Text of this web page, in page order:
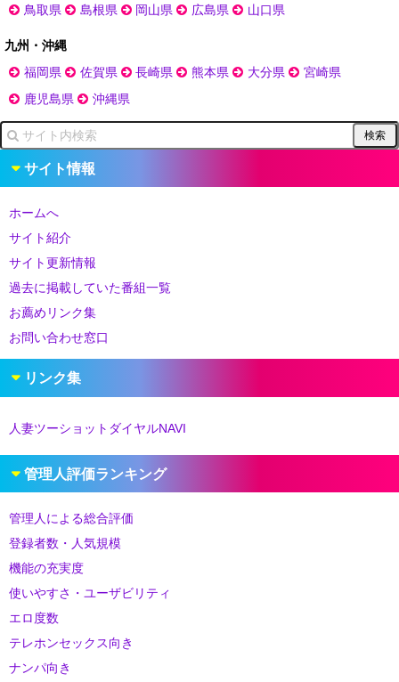
鳥取県 島根県 岡山県 広島県 山口県
九州・沖縄
福岡県
佐賀県 長崎県 熊本県 大分県
宮崎県
鹿児島県
沖縄県
サイト情報
ホームへ
サイト紹介
サイト更新情報
過去に掲載していた番組一覧
お薦めリンク集
お問い合わせ窓口
リンク集
人妻ツーショットダイヤルNAVI
管理人評価ランキング
管理人による総合評価
登録者数・人気規模
機能の充実度
使いやすさ・ユーザビリティ
エロ度数
テレホンセックス向き
ナンパ向き